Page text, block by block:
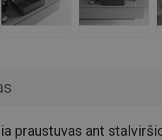
praustuvas ant